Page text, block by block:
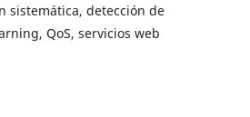
sistemática, detección de
QoS, servicios web